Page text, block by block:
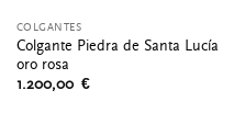
COLGANTES
Colgante Piedra de Santa Lucía
oro rosa
1.200,00 €